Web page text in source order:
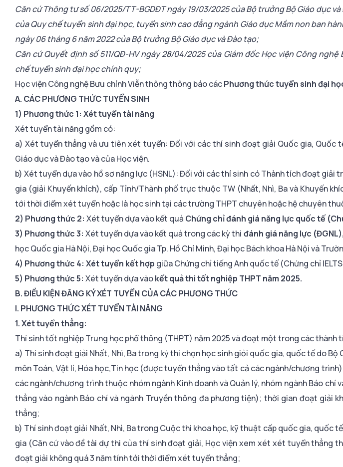
Căn cứ Thông tư số 06/2025/TT-BGDĐT ngày 19/03/2025 của Bộ trưởng Bộ Giáo dục
của Quy chế tuyển sinh đại học, tuyển sinh cao đẳng ngành Giáo dục Mầm non ban
ngày 06 tháng 6 năm 2022 của Bộ trưởng Bộ Giáo dục và Đào tạo;
Căn cứ Quyết định số 511/QĐ-HV ngày 28/04/2025 của Giám đốc Học viện Công
chế tuyển sinh đại học chính quy;
Học viện Công nghệ Bưu chính Viễn thông thông báo cácPhương thức tuyển sinh đại
A. CÁC PHƯƠNG THỨC TUYỂN SINH
1) Phương thức 1: Xét tuyển tài năng
Xét tuyển tài năng gồm có:
a) Xét tuyển thẳng và ưu tiên xét tuyển: Đối với các thí sinh đoạt giải Quốc gia, Quốc
Giáo dục và Đào tạo và của Học viện.
b) Xét tuyển dựa vào hồ sơ năng lực (HSNL): Đối với các thí sinh có Thành tích đoạt giải
gia (giải Khuyến khích), cấp Tỉnh/Thành phố trực thuộc TW (Nhất, Nhì, Ba và Khuyến
tới thời điểm xét tuyển hoặc là học sinh tại các trường THPT chuyên hoặc hệ chuyên
2) Phương thức 2: Xét tuyển dựa vào kết quả Chứng chỉ đánh giá năng lực quốc tế
3) Phương thức 3:Xét tuyển dựa vào kết quả trong các kỳ thi đánh giá năng lực
học Quốc gia Hà Nội, Đại học Quốc gia Tp. Hồ Chí Minh, Đại học Bách khoa Hà Nội và
4) Phương thức 4: Xét tuyển kết hợp giữa Chứng chỉ tiếng Anh quốc tế (Chứng chỉ
5) Phương thức 5: Xét tuyển dựa vàokết quả thi tốt nghiệp THPT năm 2025.
B. ĐIỀU KIỆN ĐĂNG KÝ XÉT TUYỂN CỦA CÁC PHƯƠNG THỨC
I. PHƯƠNG THỨC XÉT TUYỂN TÀI NĂNG
1. Xét tuyển thẳng:
Thí sinh tốt nghiệp Trung học phổ thông (THPT) năm 2025 và đoạt một trong các thành
a) Thí sinh đoạt giải Nhất, Nhì, Ba trong kỳ thi chọn học sinh giỏi quốc gia, quốc tế do
môn Toán, Vật lí, Hóa học,Tin học (được tuyển thẳng vào tất cả các ngành/chương
các ngành/chương trình thuộc nhóm ngành Kinh doanh và Quản lý, nhóm ngành Báo
thẳng vào ngành Báo chí và ngành Truyền thông đa phương tiện); thời gian đoạt giải
thẳng;
b) Thí sinh đoạt giải Nhất, Nhì, Ba trong Cuộc thi khoa học, kỹ thuật cấp quốc gia, quốc
gia (Căn cứ vào đề tài dự thi của thí sinh đoạt giải, Học viện xem xét xét tuyển thẳng
đoạt giải không quá 3 năm tính tới thời điểm xét tuyển thẳng;